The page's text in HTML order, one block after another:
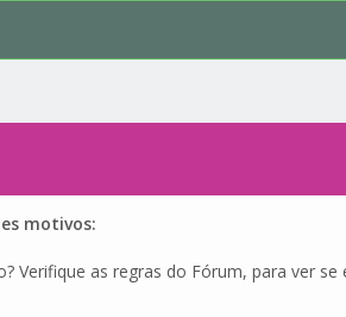
motivos:
as regras do Fórum, para ver